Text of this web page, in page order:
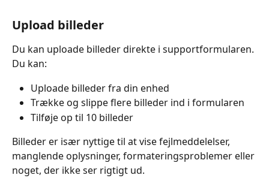
Upload billeder
Du kan uploade billeder direkte i supportformularen.
Du kan:
Uploade billeder fra din enhed
Trække og slippe flere billeder ind i formularen
Tilføje op til 10 billeder
Billeder er især nyttige til at vise fejlmeddelelser,
manglende oplysninger, formateringsproblemer eller
noget, der ikke ser rigtigt ud.